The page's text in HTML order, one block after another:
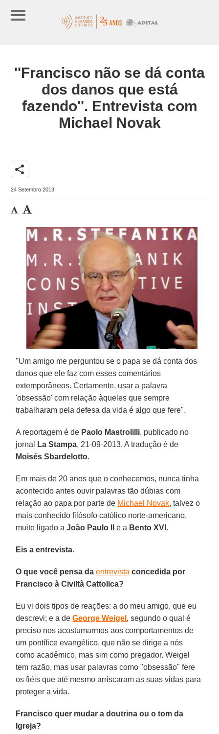
''Francisco não se dá conta
dos danos que está
fazendo''. Entrevista com
Michael Novak
share
24 Setembro 2013
"Um amigo me perguntou se o papa se dá conta dos
danos que ele faz com esses comentários
extemporâneos. Certamente, usar a palavra
'obsessão' com relação àqueles que sempre
trabalharam pela defesa da vida é algo que fere".
A reportagem é de Paolo Mastrolilli, publicado no
jornal
La Stampa, 21-09-2013. A tradução é de
Moisés Sbardelotto.
Em mais de 20 anos que o conhecemos, nunca tinha
acontecido antes ouvir palavras tão dúbias com
relação ao papa por parte de Michael Novak, talvez o
mais conhecido filósofo católico norte-americano,
muito ligado aJoão Paulo II e a Bento XVI .
Eis a entrevista.
O que você pensa daentrevista concedida por
Francisco à Civiltà Cattolica?
Eu vi dois tipos de reações: a do meu amigo, que eu
descrevi; e a deGeorge Weigel , segundo o qual é
preciso nos acostumarmos aos comportamentos de
um pontífice evangélico, que não se dirige a nós
como acadêmico, mas sim como pregador. Weigel
tem razão, mas usar palavras como "obsessão" fere
os fiéis que até mesmo arriscaram as suas vidas para
proteger a vida.
Francisco quer mudar a doutrina ou o tom da
Igreja?